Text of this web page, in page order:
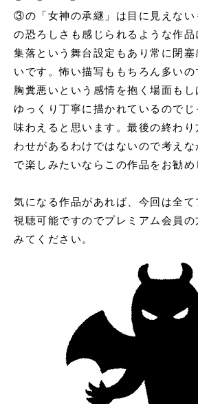
③の「女神の承継」は目に見えない
の恐ろしさも感じられるような作品
集落という舞台設定もあり常に閉塞
いです。怖い描写ももちろん多い
胸糞悪いという感情を抱く場面も
ゆっくり丁寧に描かれているので
味わえると思います。最後の終わ
わせがあるわけではないので考え
で楽しみたいならこの作品をお勧め
気になる作品があれば、今回は全
視聴可能ですのでプレミアム会員の
みてください。